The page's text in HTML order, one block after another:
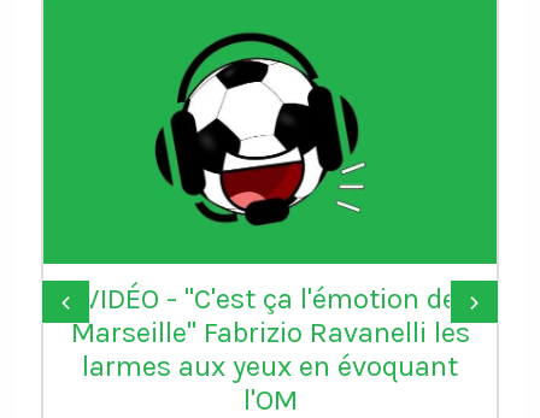
VIDÉO - "C'est ça l'émotion de
Marseille" Fabrizio Ravanelli les
larmes aux yeux en évoquant
l'OM
‹ ›